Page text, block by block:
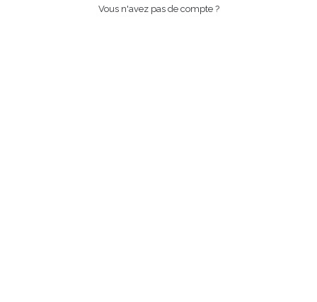
Vous n'avez pas de compte ?